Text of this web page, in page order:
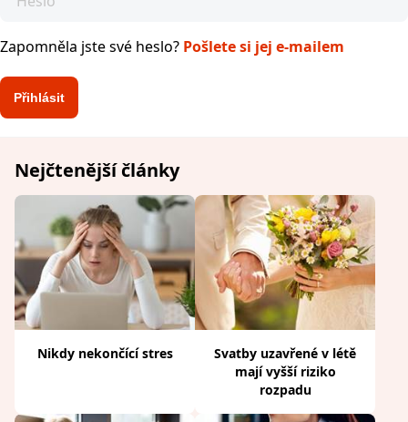
Zapomněla jste své heslo? Pošlete si jej e-mailem
Nejčtenější články
Nikdy nekončící stres
Svatby uzavřené v létě
mají vyšší riziko
rozpadu